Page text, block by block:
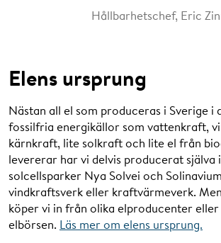
Hållbarhetschef, Eric
Elens ursprung
Nästan all el som produceras i Sverige i
fossilfria energikällor som vattenkraft,
kärnkraft, lite solkraft och lite el från
levererar har vi delvis producerat själva
solcellsparker Nya Solvei och
vindkraftsverk eller kraftvärmeverk.
köper vi in från olika elproducenter eller
elbörsen. Läs mer om elens ursprung.